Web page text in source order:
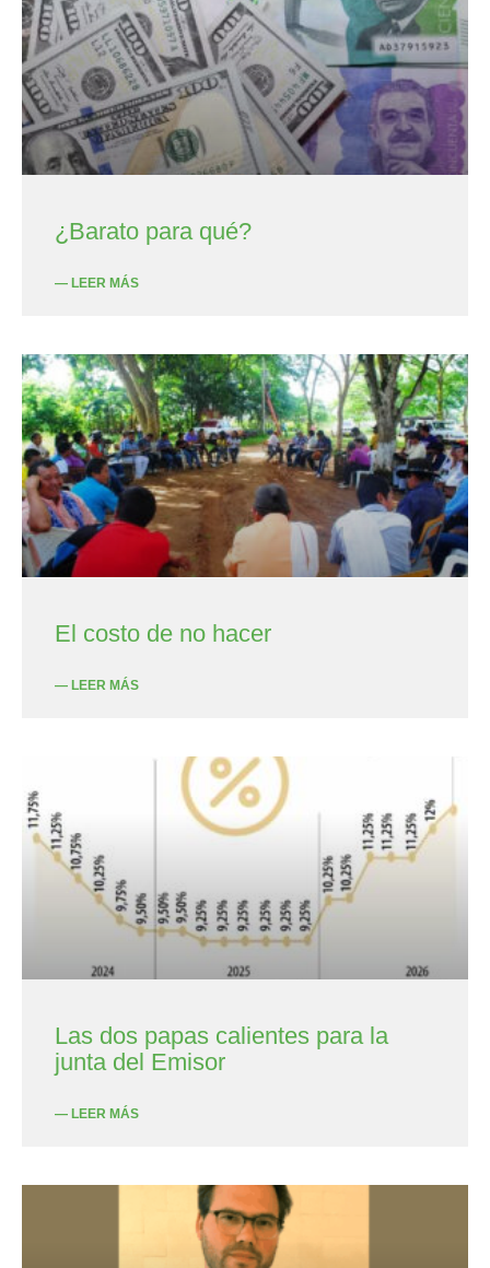
¿Barato para qué?
— LEER MÁS
El costo de no hacer
— LEER MÁS
Las dos papas calientes para la
junta del Emisor
— LEER MÁS